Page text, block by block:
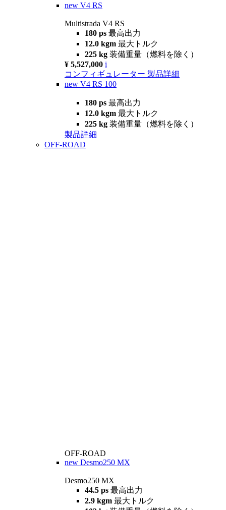
new V4 RS
Multistrada V4 RS
180 ps 最高出力
12.0 kgm 最大トルク
225 kg 装備重量（燃料を除く）
¥ 5,527,000 i
コンフィギュレーター 製品詳細
new V4 RS 100
180 ps 最高出力
12.0 kgm 最大トルク
225 kg 装備重量（燃料を除く）
製品詳細
OFF-ROAD
OFF-ROAD
new Desmo250 MX
Desmo250 MX
44.5 ps 最高出力
2.9 kgm 最大トルク